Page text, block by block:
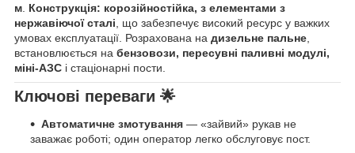
м Конструкція: корозійностійка, з елементами з
нержавіючої сталі , що забезпечує високий ресурс у важких
умовах експлуатації. Розрахована на дизельне пальне
встановлюється на бензовози, пересувні паливні модулі,
міні-АЗС і стаціонарні пости.
Ключові переваги 🌟
Автоматичне змотування — «зайвий» рукав не
заважає роботі; один оператор легко обслуговує пост.